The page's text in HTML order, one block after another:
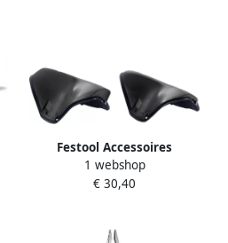
Festool Accessoires
Hoofdsteun KS-EXO 18 |
voor ExoActive-exoskelet
1 webshop
€ 30,40